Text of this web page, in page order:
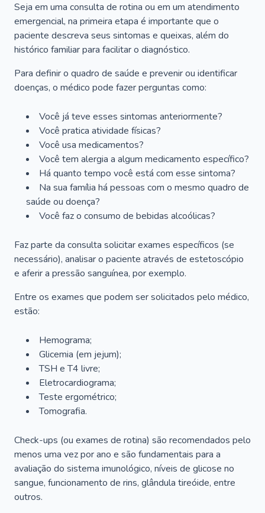
Seja em uma consulta de rotina ou em um atendimento
emergencial, na primeira etapa é importante que o
paciente descreva seus sintomas e queixas, além do
histórico familiar para facilitar o diagnóstico.
Para definir o quadro de saúde e prevenir ou identificar
doenças, o médico pode fazer perguntas como:
Você já teve esses sintomas anteriormente?
Você pratica atividade físicas?
Você usa medicamentos?
Você tem alergia a algum medicamento específico?
Há quanto tempo você está com esse sintoma?
Na sua família há pessoas com o mesmo quadro de
saúde ou doença?
Você faz o consumo de bebidas alcoólicas?
Faz parte da consulta solicitar exames específicos (se
necessário), analisar o paciente através de estetoscópio
e aferir a pressão sanguínea, por exemplo.
Entre os exames que podem ser solicitados pelo médico,
estão:
Hemograma;
Glicemia (em jejum);
TSH e T4 livre;
Eletrocardiograma;
Teste ergométrico;
Tomografia.
Check-ups (ou exames de rotina) são recomendados pelo
menos uma vez por ano e são fundamentais para a
avaliação do sistema imunológico, níveis de glicose no
sangue, funcionamento de rins, glândula tireóide, entre
outros.